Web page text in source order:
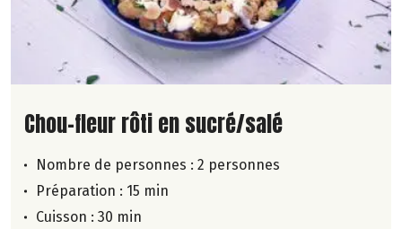
Lire la suite de la recette
Chou-fleur rôti en sucré/salé
Nombre de personnes : 2 personnes
Préparation : 15 min
Cuisson : 30 min